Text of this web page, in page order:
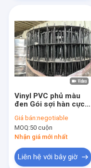
Vinyl PVC phủ màu
đen Gói sợi hàn cực
Giá bán:negotiable
MOQ:50 cuộn
Nhận giá mới nhất
Liên hệ với bây giờ